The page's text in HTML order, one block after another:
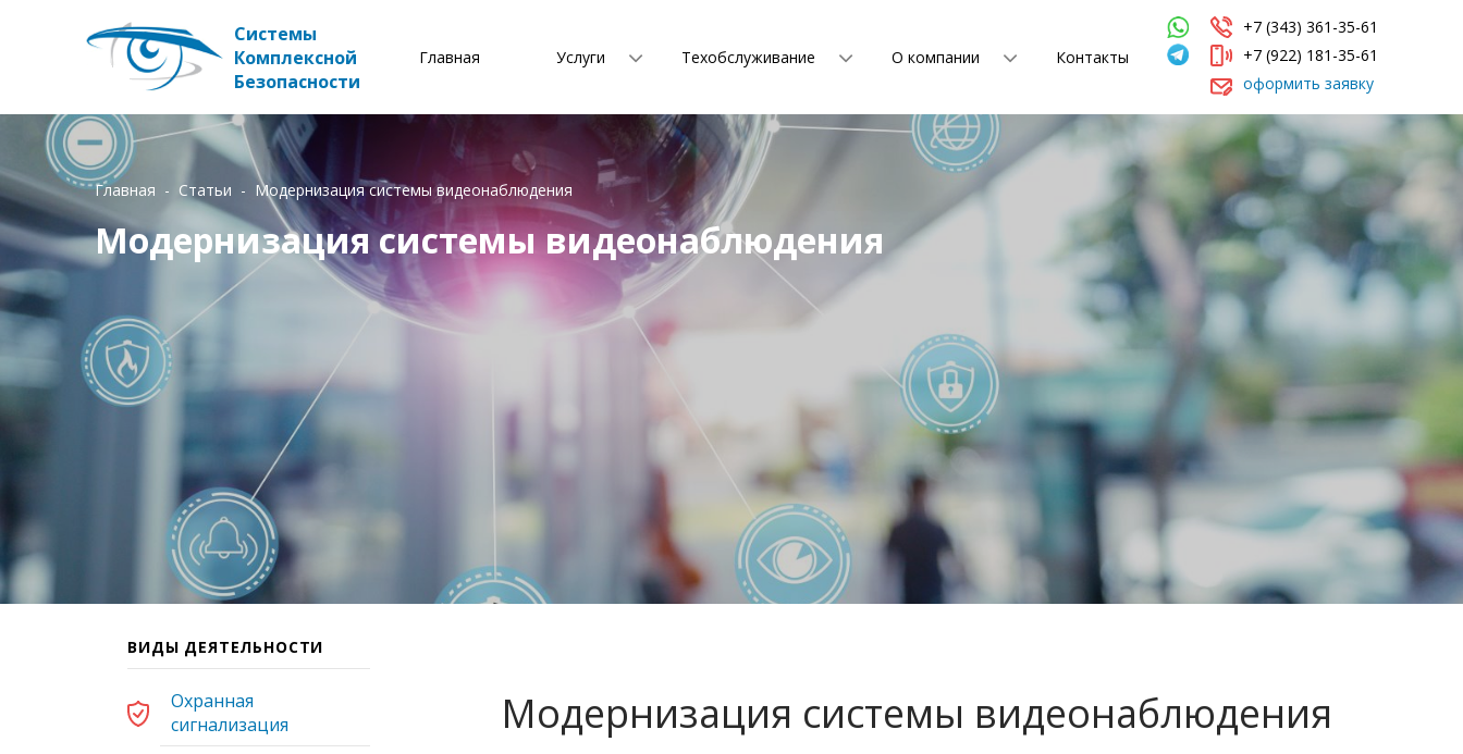
Системы
Комплексной
Безопасности
Главная Услуги Техобслуживание О компании Контакты
+7 (343) 361-35-61
+7 (922) 181-35-61
оформить заявку
Главная Статьи Модернизация системы видеонаблюдения
Модернизация системы видеонаблюдения
ВИДЫ ДЕЯТЕЛЬНОСТИ
Охранная
сигнализация
Модернизация системы видеонаблюдения